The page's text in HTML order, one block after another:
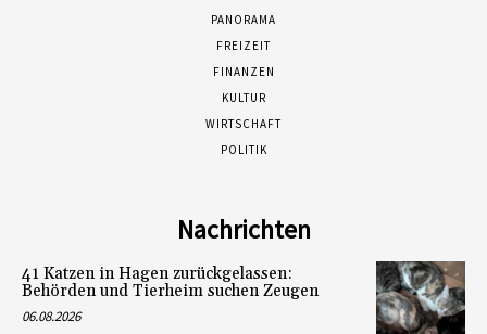
PANORAMA
FREIZEIT
FINANZEN
KULTUR
WIRTSCHAFT
POLITIK
Nachrichten
41 Katzen in Hagen zurückgelassen:
Behörden und Tierheim suchen Zeugen
06.08.2026